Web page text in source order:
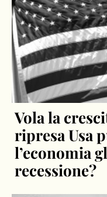
Vola la
ripresa Usa
l’economia
recessione?